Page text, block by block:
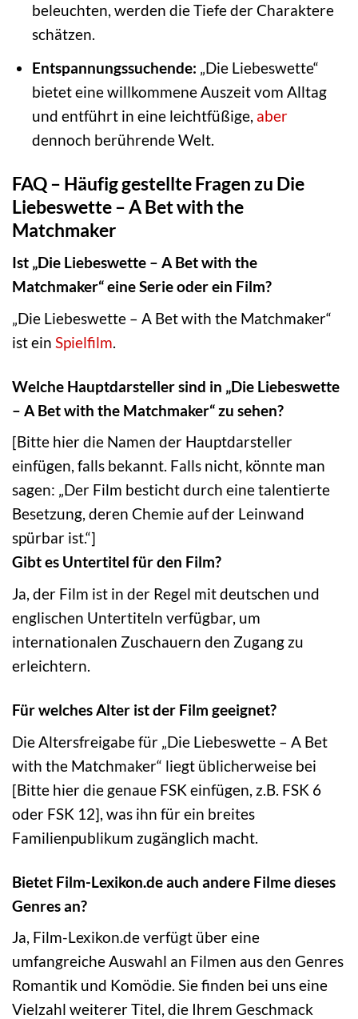
beleuchten, werden die Tiefe der Charaktere
schätzen.
Entspannungssuchende: „Die Liebeswette“
bietet eine willkommene Auszeit vom Alltag
und entführt in eine leichtfüßige, aber
dennoch berührende Welt.
FAQ – Häufig gestellte Fragen zu Die
Liebeswette – A Bet with the
Matchmaker
Ist „Die Liebeswette – A Bet with the
Matchmaker“ eine Serie oder ein Film?
„Die Liebeswette – A Bet with the Matchmaker“
ist ein Spielfilm.
Welche Hauptdarsteller sind in „Die Liebeswette
– A Bet with the Matchmaker“ zu sehen?
[Bitte hier die Namen der Hauptdarsteller
einfügen, falls bekannt. Falls nicht, könnte man
sagen: „Der Film besticht durch eine talentierte
Besetzung, deren Chemie auf der Leinwand
spürbar ist.“]
Gibt es Untertitel für den Film?
Ja, der Film ist in der Regel mit deutschen und
englischen Untertiteln verfügbar, um
internationalen Zuschauern den Zugang zu
erleichtern.
Für welches Alter ist der Film geeignet?
Die Altersfreigabe für „Die Liebeswette – A Bet
with the Matchmaker“ liegt üblicherweise bei
[Bitte hier die genaue FSK einfügen, z.B. FSK 6
oder FSK 12], was ihn für ein breites
Familienpublikum zugänglich macht.
Bietet Film-Lexikon.de auch andere Filme dieses
Genres an?
Ja, Film-Lexikon.de verfügt über eine
umfangreiche Auswahl an Filmen aus den Genres
Romantik und Komödie. Sie finden bei uns eine
Vielzahl weiterer Titel, die Ihrem Geschmack